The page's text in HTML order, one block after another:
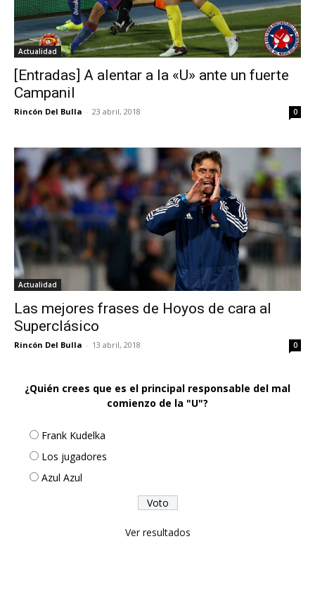
Actualidad
[Entradas] A alentar a la «U» ante un fuerte
Campanil
Rincón Del Bulla - 23 abril, 2018 0
Actualidad
Las mejores frases de Hoyos de cara al
Superclásico
Rincón Del Bulla - 13 abril, 2018 0
¿Quién crees que es el principal responsable del mal
comienzo de la "U"?
Frank Kudelka
Los jugadores
Azul Azul
Ver resultados